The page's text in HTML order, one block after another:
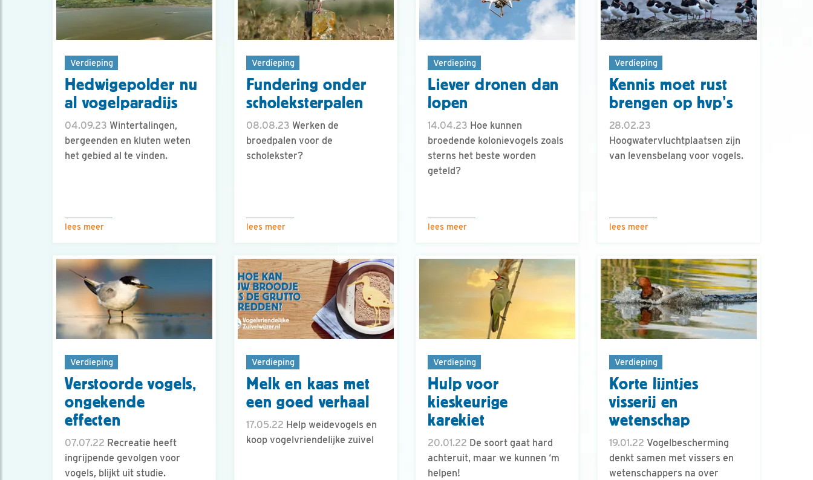
Verdieping
Hedwigepolder nu
al vogelparadijs
04.09.23 Wintertalingen,
bergeenden en kluten weten
het gebied al te vinden.
lees meer
Verdieping
Fundering onder
scholeksterpalen
08.08.23 Werken de
broedpalen voor de
scholekster?
lees meer
Verdieping
Liever dronen dan
lopen
14.04.23 Hoe kunnen
broedende kolonievogels zoals
sterns het beste worden
geteld?
lees meer
Verdieping
Kennis moet rust
brengen op hvp’s
28.02.23
Hoogwatervluchtplaatsen zijn
van levensbelang voor vogels.
lees meer
Verdieping
Verstoorde vogels,
ongekende
effecten
07.07.22 Recreatie heeft
ingrijpende gevolgen voor
vogels, blijkt uit studie.
Verdieping
Melk en kaas met
een goed verhaal
17.05.22 Help weidevogels en
koop vogelvriendelijke zuivel
Verdieping
Hulp voor
kieskeurige
karekiet
20.01.22 De soort gaat hard
achteruit, maar we kunnen ‘m
helpen!
Verdieping
Korte lijntjes
visserij en
wetenschap
19.01.22 Vogelbescherming
denkt samen met vissers en
wetenschappers na over